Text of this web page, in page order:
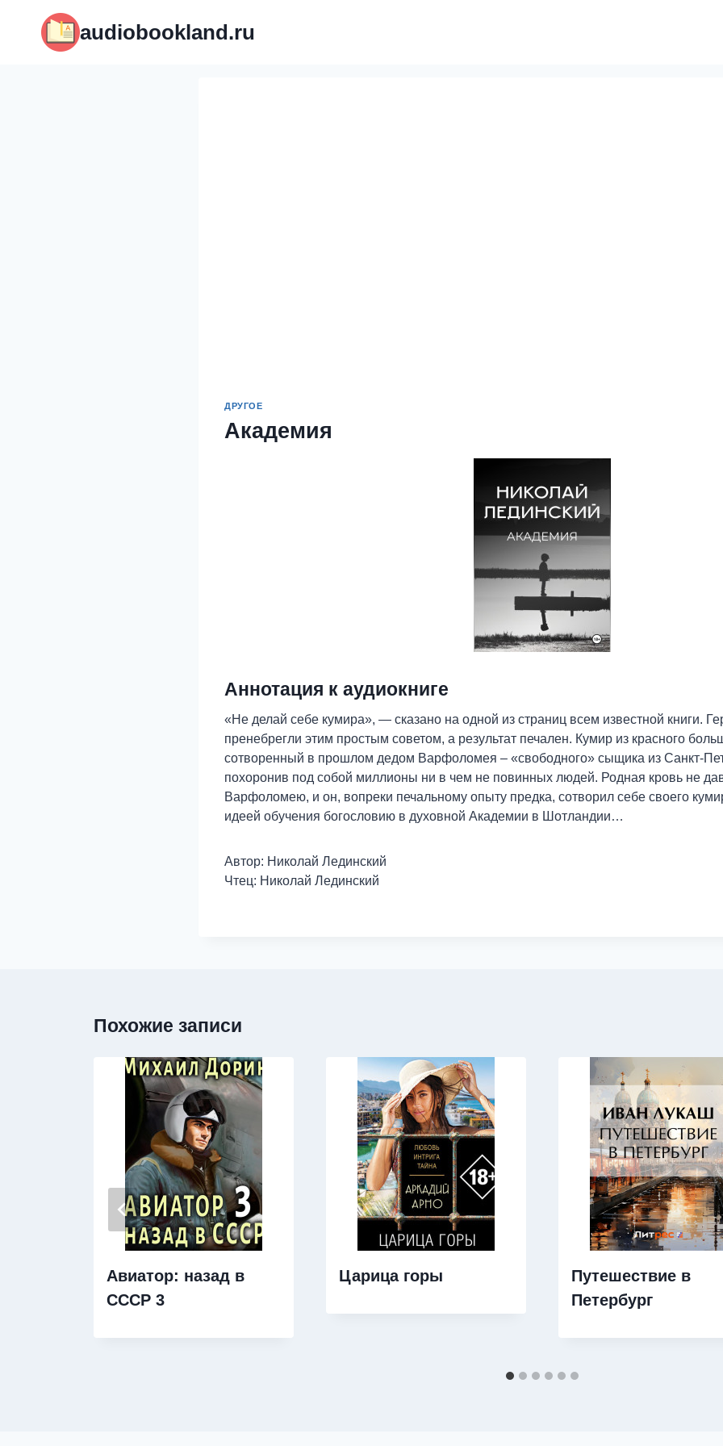
содержимому
audiobookland.ru
ДРУГОЕ
Академия
Аннотация к аудиокниге
«Не делай себе кумира», — сказано на одной из страниц всем известной книги.
пренебрегли этим простым советом, а результат печален. Кумир из красного
сотворенный в прошлом дедом Варфоломея – «свободного» сыщика из Санкт-
похоронив под собой миллионы ни в чем не повинных людей. Родная кровь не
Варфоломею, и он, вопреки печальному опыту предка, сотворил себе своего
идеей обучения богословию в духовной Академии в Шотландии…
Автор: Николай Лединский
Чтец: Николай Лединский
Похожие записи
Авиатор: назад в
СССР 3
Царица горы
Путешествие в
Петербург